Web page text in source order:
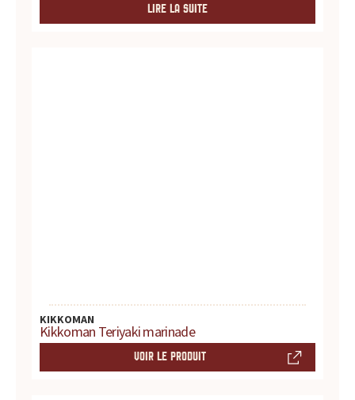
LIRE LA SUITE
KIKKOMAN
Kikkoman Teriyaki marinade
VOIR LE PRODUIT